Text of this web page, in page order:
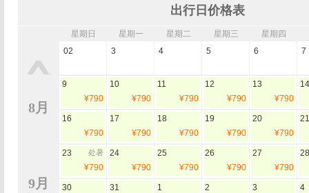
出行日价格表
8月
9月
星期日 星期一 星期二 星期三 星期四
02
3 4 5 6 7
9
¥790
10
¥790
11
¥790
12
¥790
13
¥790
14
16
¥790
17
¥790
18
¥790
19
¥790
20
¥790
21
23 处暑
¥790
24
¥790
25
¥790
26
¥790
27
¥790
28
30
31
1
2
3
4